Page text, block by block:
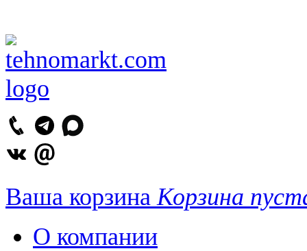
Ваша корзина Корзина
О компании